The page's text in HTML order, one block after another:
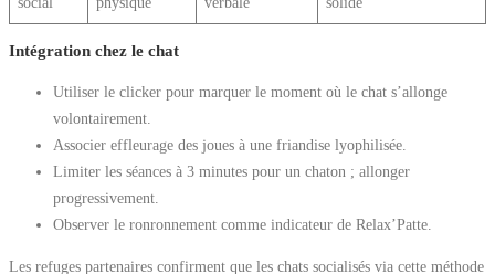
Intégration chez le chat
Utiliser le clicker pour marquer le moment où le chat s’allonge
volontairement.
Associer effleurage des joues à une friandise lyophilisée.
Limiter les séances à 3 minutes pour un chaton ; allonger
progressivement.
Observer le ronronnement comme indicateur de Relax’Patte.
Les refuges partenaires confirment que les chats socialisés via cette méthode